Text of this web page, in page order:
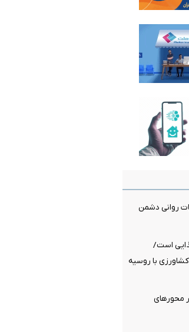
روانی دشمن
است/
با روسیه
در محورهای